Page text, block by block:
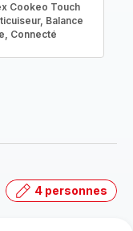
Cookeo Touch
Balance
Connecté
4 personnes